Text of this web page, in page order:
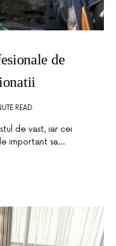
de
READ
de vast, iar cei
important sa…